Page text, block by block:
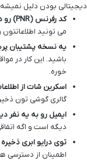
دیجیتالی بودن دلیل
کد رفرنس (PNR) رو دم دست داشته باشید:
می تونید
یه نسخه پشتیبان
باشید. این کار در
خوره.
اسکرین شات از
گالری گوشی تون
ایمیل رو به یه نفر
دیگه است و اگه
توی درایو ابری
اطمینان از دسترسی